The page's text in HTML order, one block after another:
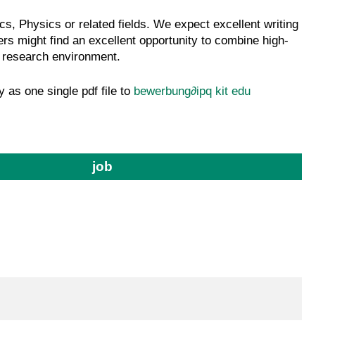
Physics or related fields. We expect excellent writing
might find an excellent opportunity to combine high-
environment.
as one single pdf file to bewerbung∂ipq kit edu
job